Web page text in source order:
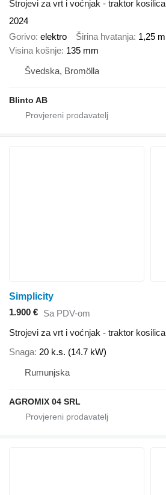
Strojevi za vrt i voćnjak - traktor kosilica
2024
Gorivo elektro Širina hvatanja 1,25 m
Visina košnjе 135 mm
Švedska, Bromölla
Blinto AB
Simplicity
1.900 € Sa PDV-om
Strojevi za vrt i voćnjak - traktor kosilica
Snaga 20 k.s. (14.7 kW)
Rumunjska
AGROMIX 04 SRL